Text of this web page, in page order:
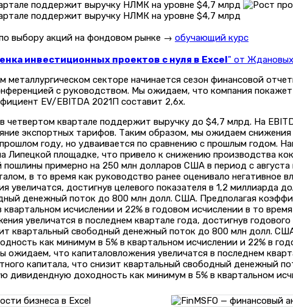
выбору акций на фондовом рынке → обучающий курс
инвестиционных проектов с нуля в Excel" от
металлургическом секторе начинается сезон финансовой
с руководством. Мы ожидаем, что компания
EV/EBITDA 2021П составит 2,6x.
квартале поддержит выручку до $4,7 млрд. На
экспортных тарифов. Таким образом, мы ожидаем
году, но удваивается по сравнению с прошлым годом.
Липецкой площадке, что привело к снижению производства
пошлины примерно на 250 млн долларов США в период с
в то время как руководство ранее оценивало
увеличатся, достигнув целевого показателя в 1,2
денежный поток до 800 млн долл. США. Предполагая
исчислении и 22% в годовом исчислении в то
увеличатся в последнем квартале года, достигнув
квартальный свободный денежный поток до 800 млн долл.
как минимум в 5% в квартальном исчислении и 22% в
что капиталовложения увеличатся в последнем
капитала, что снизит квартальный свободный
дивидендную доходность как минимум в 5% в квартальном